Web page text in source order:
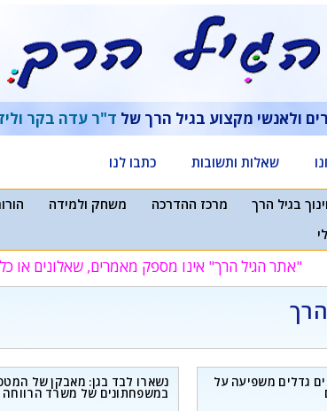
ולאנשי מקצוע בגיל הרך של ד"ר עדה בקר
שאלות ותשובות כתבו לנו
בגיל הרך מרכז ההדרכה משחק ולמידה
"אתר הגיל הרך" אינו מספק מאמרים, שאלונים
גדלים משפיעה על נשארו לבד בגן: מאבקן של
במשפחתונים של משרד הרווחה